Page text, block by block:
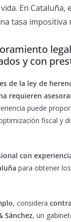
En Cataluña,
tasa impositiva
y con
de la ley de
requieren
puede
fiscal y
con
para obtener
, considera
Sánchez, un